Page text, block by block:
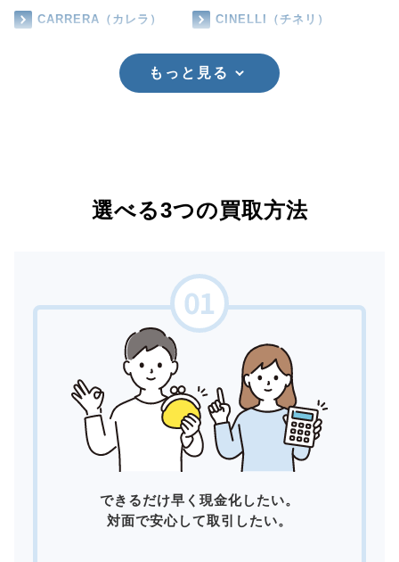
CARRERA（カレラ） CINELLI（チネリ）
もっと見る
選べる3つの買取方法
できるだけ早く現金化したい。
対面で安心して取引したい。